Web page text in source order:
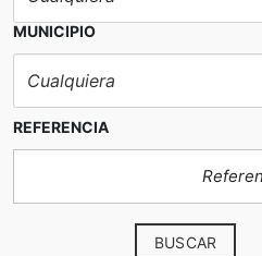
MUNICIPIO
REFERENCIA
BUSCAR